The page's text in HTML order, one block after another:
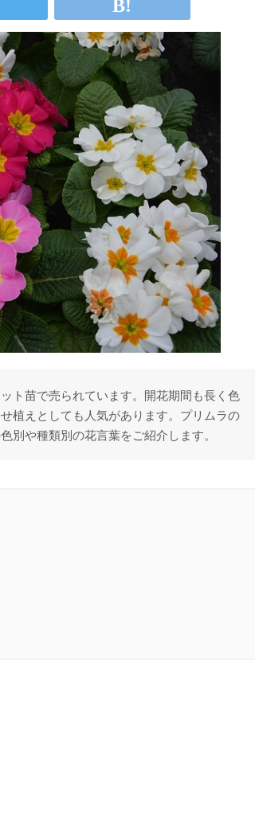
ト苗で売られています。開花期間も長く色
植えとしても人気があります。プリムラの
別や種類別の花言葉をご紹介します。